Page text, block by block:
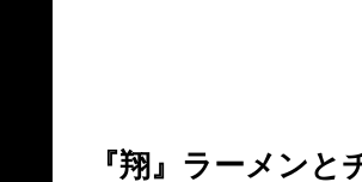
『翔』ラーメン